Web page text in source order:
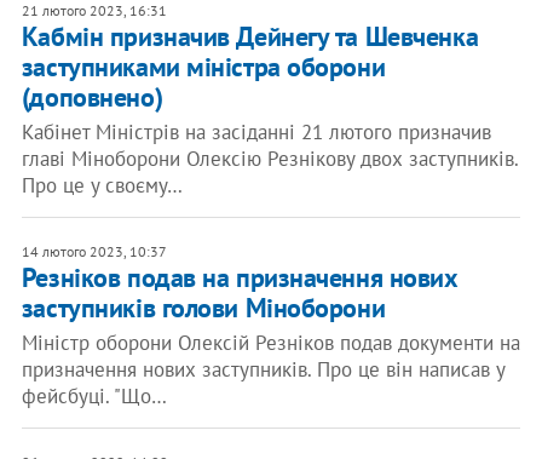
21 лютого 2023, 16:31
Кабмін призначив Дейнегу та Шевченка
заступниками міністра оборони
(доповнено)
Кабінет Міністрів на засіданні 21 лютого призначив
главі Міноборони Олексію Резнікову двох заступників.
Про це у своєму…
14 лютого 2023, 10:37
Резніков подав на призначення нових
заступників голови Міноборони
Міністр оборони Олексій Резніков подав документи на
призначення нових заступників. Про це він написав у
фейсбуці. "Що…